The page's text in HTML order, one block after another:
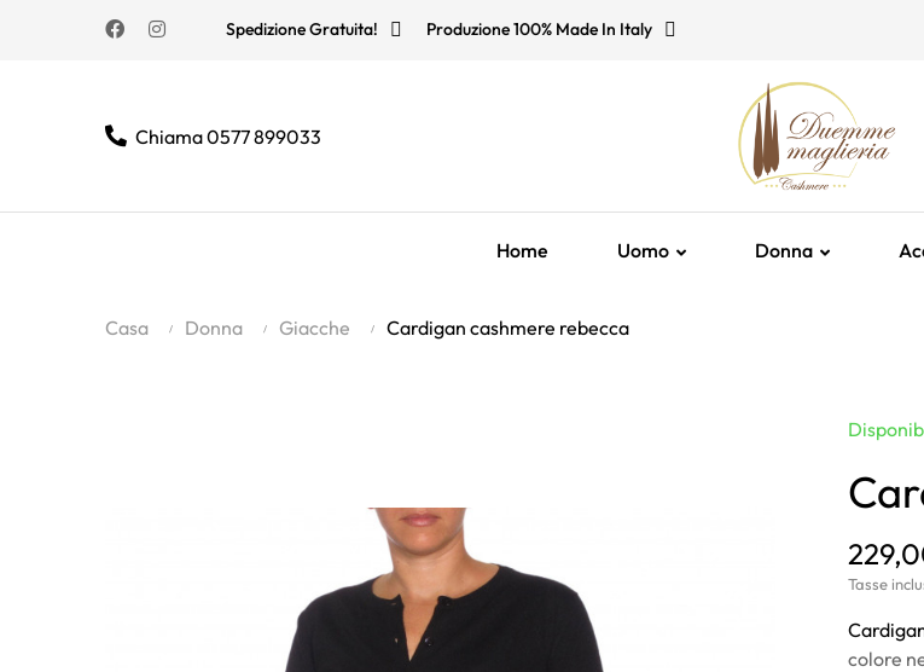
FacebookInstagramSpedizione Gratuita! Produzione 100% Made In Italy
Chiama 0577 899033
Home Uomo Donna
Casa Donna Giacche Cardigan cashmere rebecca
Tasse
colore